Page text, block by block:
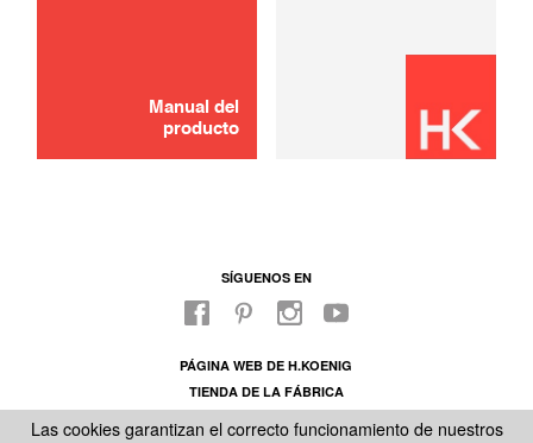
Manual del
producto
SÍGUENOS EN
PÁGINA WEB DE H.KOENIG
TIENDA DE LA FÁBRICA
Las cookies garantizan el correcto funcionamiento de nuestros